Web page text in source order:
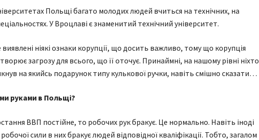
Польщі багато молодих людей вчиться на технічних, на
У Вроцлаві є знаменитий технічний університет.
ніякі ознаки корупції, що досить важливо, тому що корупція
загрозу для всього, що її оточує. Принаймні, на нашому рівні ніхто
на якийсь подарунок типу кулькової ручки, навіть смішно сказати…
руками в Польщі?
ВВП постійне, то робочих рук бракує. Це нормально. Навіть іноді
сили в них бракує людей відповідної кваліфікації. Тобто, загалом